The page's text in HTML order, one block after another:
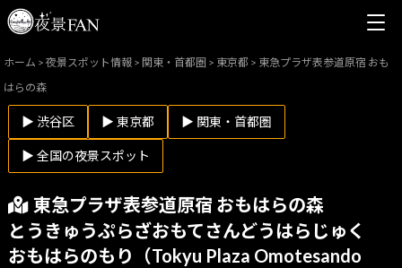
ホーム >夜景スポット情報 > 関東・首都圏 > 東京都 > 東急プラザ表参道原宿 おも
はらの森
▶ 渋谷区 ▶ 東京都 ▶ 関東・首都圏
▶ 全国の夜景スポット
東急プラザ表参道原宿 おもはらの森
とうきゅうぷらざおもてさんどうはらじゅく
おもはらのもり（Tokyu Plaza Omotesando